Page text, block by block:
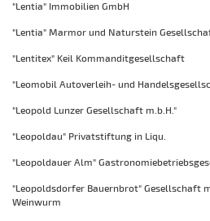
"Lentia" Immobilien GmbH
"Lentia" Marmor und Naturstein
"Lentitex" Keil Kommanditgesellschaft
"Leomobil Autoverleih- und
"Leopold Lunzer Gesellschaft m.b.H."
"Leopoldau" Privatstiftung in Liqu.
"Leopoldauer Alm"
"Leopoldsdorfer Bauernbrot" Gesellschaft
Weinwurm